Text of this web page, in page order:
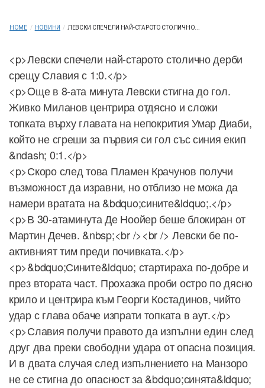
HOME / НОВИНИ / ЛЕВСКИ СПЕЧЕЛИ НАЙ-СТАРОТО СТОЛИЧНО...
<p>Левски спечели най-старото столично дерби
срещу Славия с 1:0.</p>
<p>Oще в 8-ата минута Левски стигна до гол.
Живко Миланов центрира отдясно и сложи
топката върху главата на непокрития Умар Диаби,
който не сгреши за първия си гол със синия екип
&ndash; 0:1.</p>
<p>Скоро след това Пламен Крачунов получи
възможност да изравни, но отблизо не можа да
намери вратата на &bdquo;сините&ldquo;.</p>
<p>В 30-атаминута Де Ноойер беше блокиран от
Мартин Дечев. &nbsp;<br /><br /> Левски бе по-
активният тим преди почивката.</p>
<p>&bdquo;Сините&ldquo; стартираха по-добре и
през втората част. Прохазка проби остро по дясно
крило и центрира към Георги Костадинов, чийто
удар с глава обаче изпрати топката в аут.</p>
<p>Славия получи правото да изпълни един след
друг два преки свободни удара от опасна позиция.
И в двата случая след изпълнението на Манзоро
не се стигна до опасност за &bdquo;синята&ldquo;